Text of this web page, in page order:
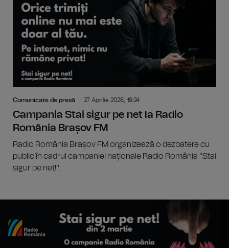
Comunicate de presă 27 Aprilie 2026, 19:24
Campania Stai sigur pe net la Radio
România Brașov FM
Radio România Brașov FM organizează o dezbatere cu
public în cadrul campaniei naționale Radio România "Stai
sigur pe net!".